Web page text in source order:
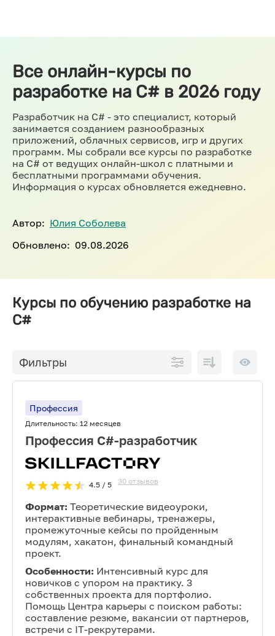
Все онлайн-курсы по
разработке на C# в 2026 году
Разработчик на C# - это специалист, который
занимается созданием разнообразных
приложений, облачных сервисов, игр и других
программ. Мы собрали все курсы по разработке
на C# от ведущих онлайн-школ с платными и
бесплатными программами обучения.
Информация о курсах обновляется ежедневно.
Автор: Юлия Соболева
Обновлено: 09.08.2026
Курсы по обучению разработке на
C#
Фильтры
возрастанию
10 на
Профессия
Длительность: 12 месяцев
Профессия C#-разработчик
4.5/ 5 30 отзывов
Формат: Теоретические видеоуроки,
интерактивные вебинары, тренажеры,
промежуточные кейсы по пройденным
модулям, хакатон, финальный командный
проект.
Особенности: Интенсивный курс для
новичков с упором на практику. 3
собственных проекта для портфолио.
Помощь Центра карьеры с поиском работы:
составление резюме, вакансии от партнеров,
встречи с IT-рекрутерами.